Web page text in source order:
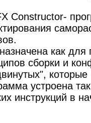
Constructor-
как для
сборки и
устроена
инструкций в